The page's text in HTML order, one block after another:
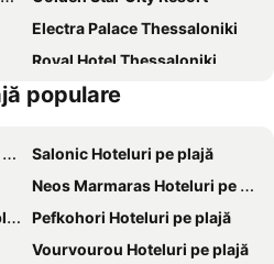
Electra Palace Thessaloniki
Royal Hotel Thessaloniki
Vanoro Hotel
EONA BEACH RESORT by Greek Pride
Argo
Four Seasons Hotel
Hyatt Regency Thessaloniki
populare
Salonic Hoteluri pe plajă
Neos Marmaras Hoteluri pe plajă
Pefkohori Hoteluri pe plajă
Vourvourou Hoteluri pe plajă